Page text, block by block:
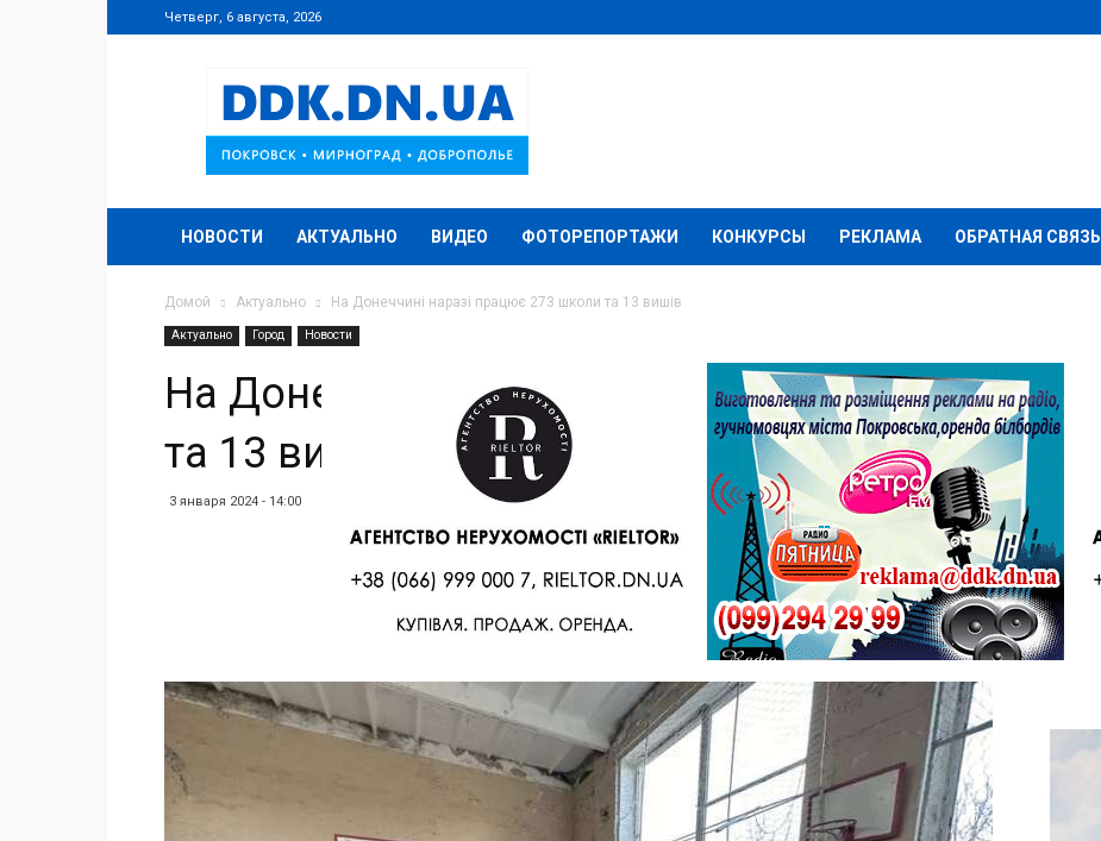
Четверг, 6 августа, 2026
DDK.DN.UA
НОВОСТИ АКТУАЛЬНО ВИДЕО ФОТОРЕПОРТАЖИ КОНКУРСЫ РЕКЛАМА ОБРАТНАЯ СВЯЗЬ
Домой Актуально На Донеччині наразі працює 273 школи та 13 вишів
Актуально Город Новости
На Донеччині наразі працює 273 школи
та 13 вишів
3 января 2024 - 14:00